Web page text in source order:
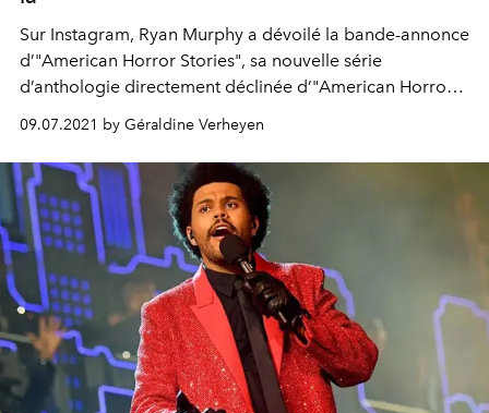
Sur Instagram, Ryan Murphy a dévoilé la bande-annonce
d’"American Horror Stories", sa nouvelle série
d’anthologie directement déclinée d’"American Horror
Story", avec une Kaia Gerber terrifiante au casting.
09.07.2021 by Géraldine Verheyen